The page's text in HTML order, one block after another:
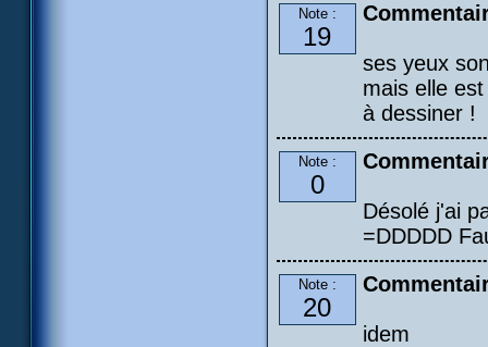
Note :
19
ses yeux
mais elle
à dessiner !
Note :
0
Désolé j'ai
=DDDDD
Note :
20
idem